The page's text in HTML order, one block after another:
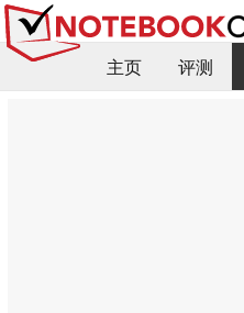
主页 评测